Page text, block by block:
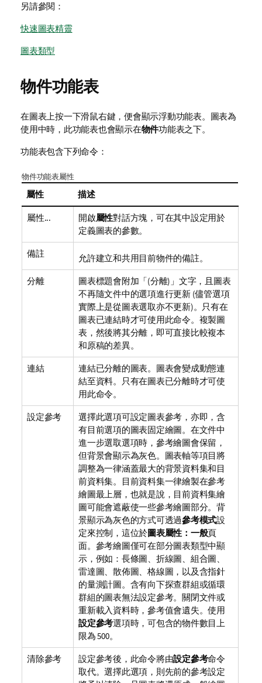
另請參閱：
快速圖表精靈
圖表類型
物件功能表
在圖表上按一下滑鼠右鍵，便會顯示浮動功能表。圖表為
使用中時，此功能表也會顯示在物件功能表之下。
功能表包含下列命令：
物件功能表屬性
屬性 描述
屬性... 開啟屬性對話方塊，可在其中設定用於
定義圖表的參數。
備註 允許建立和共用目前物件的備註。
分離
圖表標題會附加「(分離)」文字，且圖表
不再隨文件中的選項進行更新 (儘管選項
實際上是從圖表選取亦不更新)。只有在
圖表已連結時才可使用此命令。複製圖
表，然後將其分離，即可直接比較複本
和原稿的差異。
連結
連結已分離的圖表。圖表會變成動態連
結至資料。只有在圖表已分離時才可使
用此命令。
設定參考
選擇此選項可設定圖表參考，亦即，含
有目前選項的圖表固定繪圖。在文件中
進一步選取選項時，參考繪圖會保留，
但背景會顯示為灰色。圖表軸等項目將
調整為一律涵蓋最大的背景資料集和目
前資料集。目前資料集一律繪製在參考
繪圖最上層，也就是說，目前資料集繪
圖可能會遮蔽使一些參考繪圖部分。背
景顯示為灰色的方式可透過參考模式設
定來控制，這位於圖表屬性：一般頁
面。參考繪圖僅可在部分圖表類型中顯
示，例如：長條圖、折線圖、組合圖、
雷達圖、散佈圖、格線圖，以及含指針
的量測計圖。含有向下探查群組或循環
群組的圖表無法設定參考。關閉文件或
重新載入資料時，參考值會遺失。使用
設定參考選項時，可包含的物件數目上
限為 500。
清除參考 設定參考後，此命令將由設定參考命令
取代。選擇此選項，則先前的參考設定